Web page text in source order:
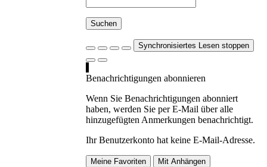
Suchen
Synchronisiertes Lesen stoppen
Benachrichtigungen abonnieren
Wenn Sie Benachrichtigungen abonniert
haben, werden Sie per E-Mail über alle
hinzugefügten Anmerkungen benachrichtigt.
Ihr Benutzerkonto hat keine E-Mail-Adresse.
Meine Favoriten
Mit Anhängen